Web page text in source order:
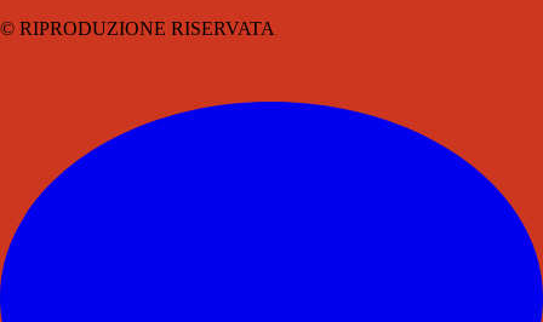
© RIPRODUZIONE RISERVATA